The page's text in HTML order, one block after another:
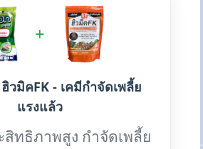
+
ฮิวมิคFK - เคมีกำจัดเพลี้ย
แรงแล้ว
สิทธิภาพสูง กำจัดเพลี้ย